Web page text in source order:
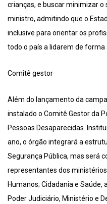
crianças, e buscar minimizar o
ministro, admitindo que o
inclusive para orientar os
todo o país a lidarem de
Comitê gestor
Além do lançamento da
instalado o Comitê Gestor da
Pessoas Desaparecidas.
ano, o órgão integrará a
Segurança Pública, mas será
representantes dos
Humanos; Cidadania e
Poder Judiciário, Ministério e